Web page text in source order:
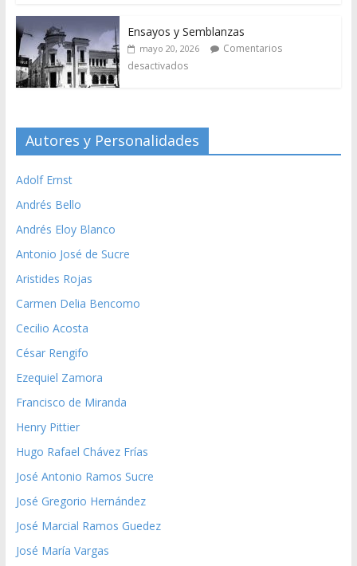
Ensayos y Semblanzas
mayo 20, 2026
Comentarios
desactivados
Autores y Personalidades
Adolf Ernst
Andrés Bello
Andrés Eloy Blanco
Antonio José de Sucre
Aristides Rojas
Carmen Delia Bencomo
Cecilio Acosta
César Rengifo
Ezequiel Zamora
Francisco de Miranda
Henry Pittier
Hugo Rafael Chávez Frías
José Antonio Ramos Sucre
José Gregorio Hernández
José Marcial Ramos Guedez
José María Vargas